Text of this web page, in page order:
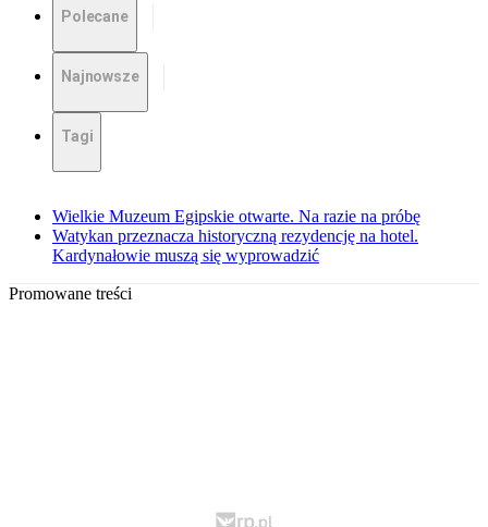
Polecane
Najnowsze
Tagi
Wielkie Muzeum Egipskie otwarte. Na razie na próbę
Watykan przeznacza historyczną rezydencję na hotel.
Kardynałowie muszą się wyprowadzić
Promowane treści